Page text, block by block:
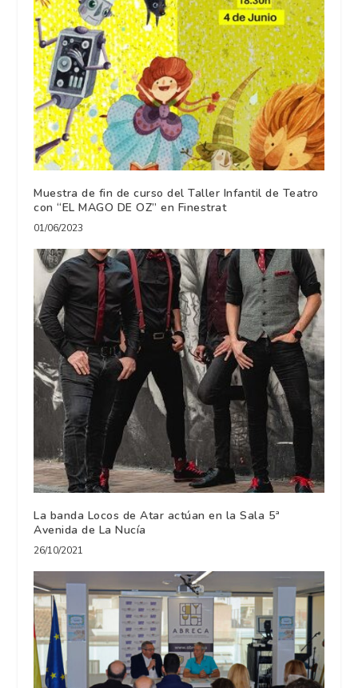
Muestra de fin de curso del Taller Infantil de Teatro
con “EL MAGO DE OZ” en Finestrat
01/06/2023
La banda Locos de Atar actúan en la Sala 5ª
Avenida de La Nucía
26/10/2021